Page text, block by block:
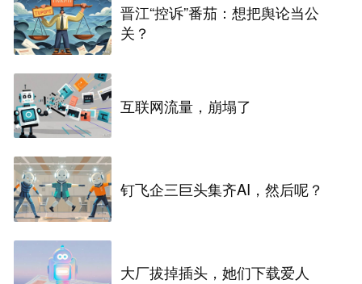
晋江“控诉”番茄：想把舆论当公
关？
互联网流量，崩塌了
钉飞企三巨头集齐AI，然后呢？
大厂拔掉插头，她们下载爱人